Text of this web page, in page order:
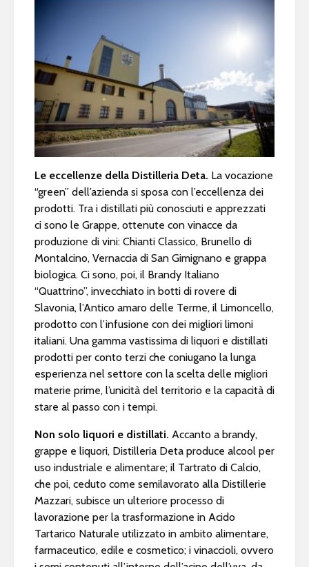
Le eccellenze della Distilleria Deta. La vocazione
“green” dell’azienda si sposa con l’eccellenza dei
prodotti. Tra i distillati più conosciuti e apprezzati
ci sono le Grappe, ottenute con vinacce da
produzione di vini: Chianti Classico, Brunello di
Montalcino, Vernaccia di San Gimignano e grappa
biologica. Ci sono, poi, il Brandy Italiano
“Quattrino”, invecchiato in botti di rovere di
Slavonia, l’Antico amaro delle Terme, il Limoncello,
prodotto con l’infusione con dei migliori limoni
italiani. Una gamma vastissima di liquori e distillati
prodotti per conto terzi che coniugano la lunga
esperienza nel settore con la scelta delle migliori
materie prime, l’unicità del territorio e la capacità di
stare al passo con i tempi.
Non solo liquori e distillati. Accanto a brandy,
grappe e liquori, Distilleria Deta produce alcool per
uso industriale e alimentare; il Tartrato di Calcio,
che poi, ceduto come semilavorato alla Distillerie
Mazzari, subisce un ulteriore processo di
lavorazione per la trasformazione in Acido
Tartarico Naturale utilizzato in ambito alimentare,
farmaceutico, edile e cosmetico; i vinaccioli, ovvero